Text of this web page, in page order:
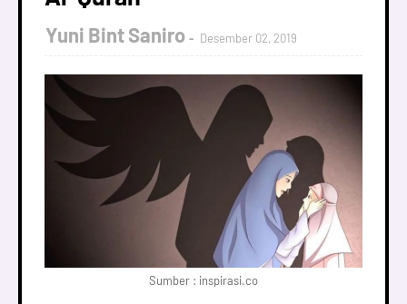
Yuni Bint Saniro Desember 02, 2019
Sumber : inspirasi.co